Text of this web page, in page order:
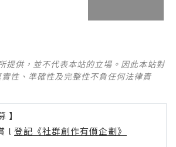
提供，並不代表本站的立場。因此本站對
性、準確性及完整性不負任何法律責
】
l 登記《社群創作有價企劃》